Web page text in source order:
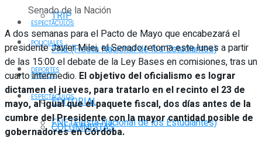
ESPECTÁCULOS
FNE (Fiesta Nacional de los Estudiantes)
OPINIÓN
EDITORIAL
COLUMNISTAS
TRIP
POLICIALES
DEPORTES
ESPECTÁCULOS
FNE (Fiesta Nacional de los Estudiantes)
Senado de la Nación
A dos semanas para el Pacto de Mayo que encabezará el
presidente Javier Milei, el Senado retoma este lunes a partir
de las 15:00 el debate de la Ley Bases en comisiones, tras un
cuarto intermedio. El objetivo del oficialismo es lograr
dictamen el jueves, para tratarlo en el recinto el 23 de
mayo, al igual que el paquete fiscal, dos días antes de la
cumbre del Presidente con la mayor cantidad posible de
gobernadores en Córdoba.